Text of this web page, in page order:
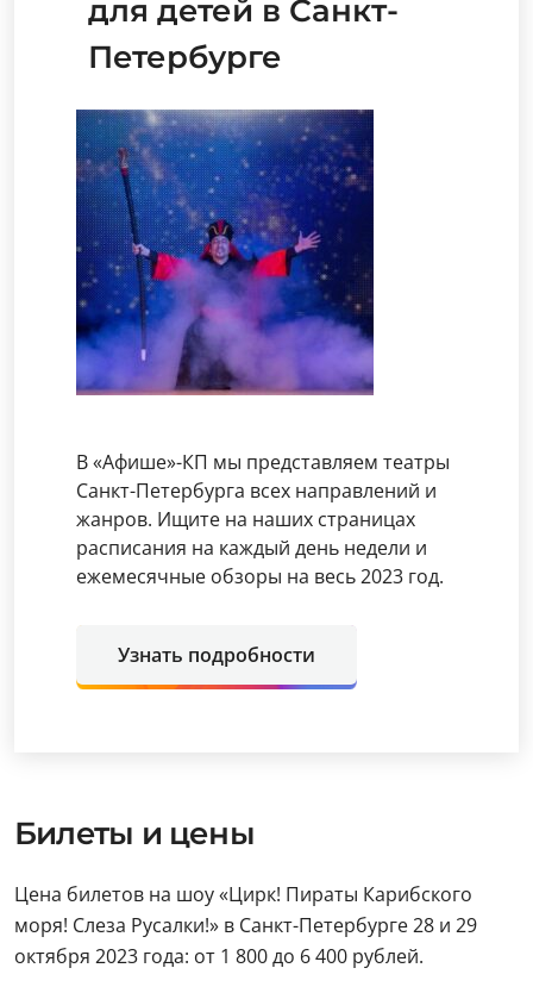
для детей в Санкт-
Петербурге
В «Афише»-КП мы представляем театры
Санкт-Петербурга всех направлений и
жанров. Ищите на наших страницах
расписания на каждый день недели и
ежемесячные обзоры на весь 2023 год.
Узнать подробности
Билеты и цены
Цена билетов на шоу «Цирк! Пираты Карибского
моря! Слеза Русалки!» в Санкт-Петербурге 28 и 29
октября 2023 года: от 1 800 до 6 400 рублей.